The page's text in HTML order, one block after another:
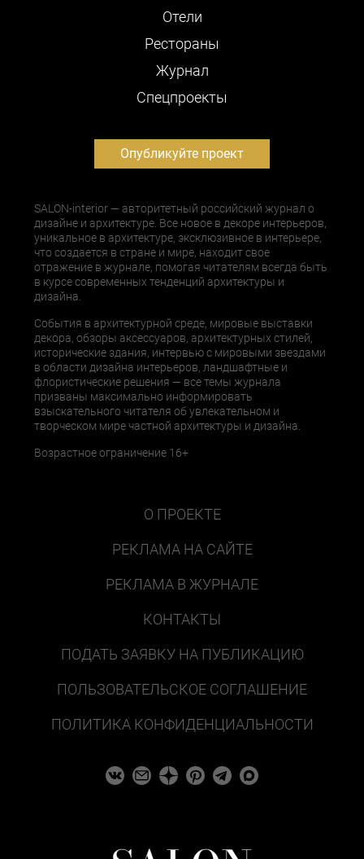
Отели
Рестораны
Журнал
Cпецпроекты
Опубликуйте проект
SALON-interior — авторитетный российский журнал о
дизайне и архитектуре. Все новое в декоре интерьеров,
уникальное в архитектуре, эксклюзивное в интерьере,
что создается в стране и мире, находит свое
отражение в журнале, помогая читателям всегда быть
в курсе современных тенденций архитектуры и
дизайна.
События в архитектурной среде, мировые выставки
декора, обзоры аксессуаров, архитектурных стилей,
исторические здания, интервью с мировыми звездами
в области дизайна интерьеров, ландшафтные и
флористические решения — все темы журнала
призваны максимально информировать
взыскательного читателя об увлекательном и
творческом мире частной архитектуры и дизайна.
Возрастное ограничение 16+
О ПРОЕКТЕ
РЕКЛАМА НА САЙТЕ
РЕКЛАМА В ЖУРНАЛЕ
КОНТАКТЫ
ПОДАТЬ ЗАЯВКУ НА ПУБЛИКАЦИЮ
ПОЛЬЗОВАТЕЛЬСКОЕ СОГЛАШЕНИЕ
ПОЛИТИКА КОНФИДЕНЦИАЛЬНОСТИ